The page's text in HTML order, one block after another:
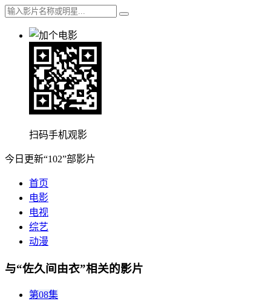
扫码手机观影
今日更新“102”部影片
首页
电影
电视
综艺
动漫
与“佐久间由衣”相关的影片
第08集